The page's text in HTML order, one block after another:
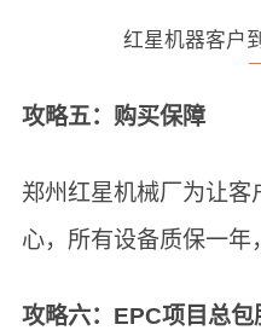
红星机器客户
攻略五：购买保障
郑州红星机械厂为让客
心，所有设备质保一年
攻略六：EPC项目总包